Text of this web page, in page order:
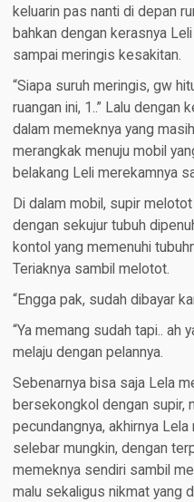
keluarin pas nanti di depan
bahkan dengan kerasnya
sampai meringis kesakitan.
“Siapa suruh meringis, gw
ruangan ini, 1..” Lalu dengan
dalam memeknya yang
merangkak menuju mobil
belakang Leli merekamnya
Di dalam mobil, supir
dengan sekujur tubuh
kontol yang memenuhi
Teriaknya sambil melotot.
“Engga pak, sudah dibayar
“Ya memang sudah tapi.. ah
melaju dengan pelannya.
Sebenarnya bisa saja Lela
bersekongkol dengan supir,
pecundangnya, akhirnya
selebar mungkin, dengan
memeknya sendiri sambil
malu sekaligus nikmat yang